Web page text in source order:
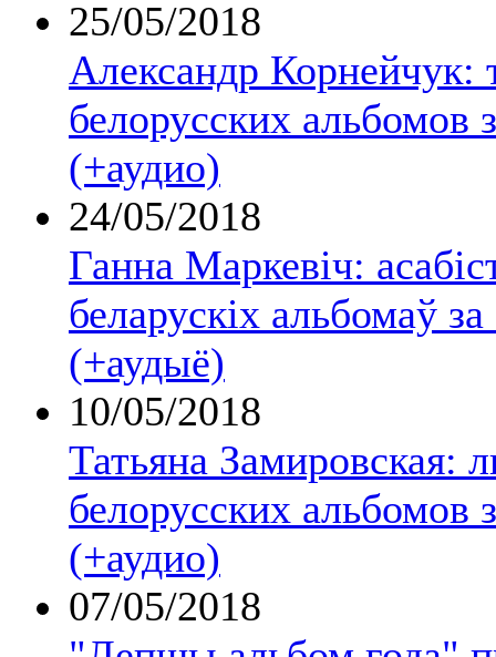
25/05/2018
Александр Корнейчук:
белорусских альбомов
(+аудио)
24/05/2018
Ганна Маркевіч:
беларускіх альбомаў
(+аудыё)
10/05/2018
Татьяна Замировская:
белорусских альбомов
(+аудио)
07/05/2018